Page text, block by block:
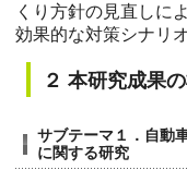
くり方針の見直しに
効果的な対策シナリ
２ 本研究成果
サブテーマ１．自動
に関する研究